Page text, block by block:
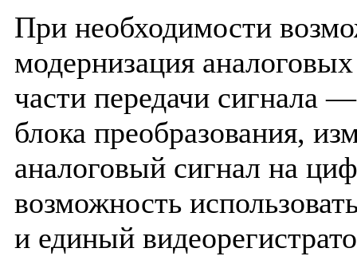
При необходимости
модернизация
части передачи сигнала
блока преобразования,
аналоговый сигнал на
возможность
и единый